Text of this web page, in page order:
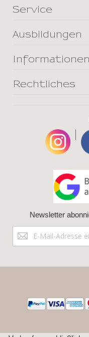
Service
Ausbildungen
Informationen
Rechtliches
Newsletter
Anmeldung
zum